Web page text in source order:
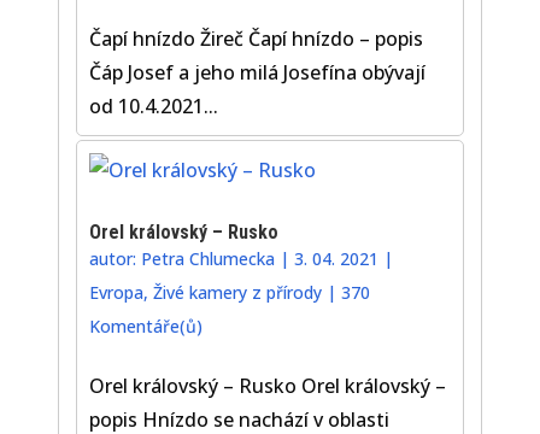
Čapí hnízdo Žireč Čapí hnízdo – popis
Čáp Josef a jeho milá Josefína obývají
od 10.4.2021...
Orel královský – Rusko
autor: Petra Chlumecka| 3. 04. 2021 |
Evropa, Živé kamery z přírody| 370
Komentáře(ů)
Orel královský – Rusko Orel královský –
popis Hnízdo se nachází v oblasti